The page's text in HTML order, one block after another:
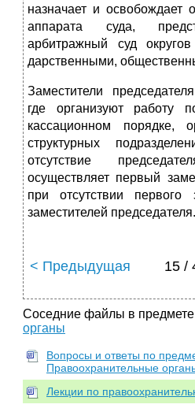
назначает и освобождает
аппарата суда,
арбитражный суд
дарственными,
Заместители
где организуют работу
кассационном порядке,
структурных
отсутствие
осуществляет первый
при отсутст­вии
заместителей председателя.
< Предыдущая 15 /
Соседние файлы в предмете
органы
Вопросы и ответы по
Правоохранительные
Лекции по